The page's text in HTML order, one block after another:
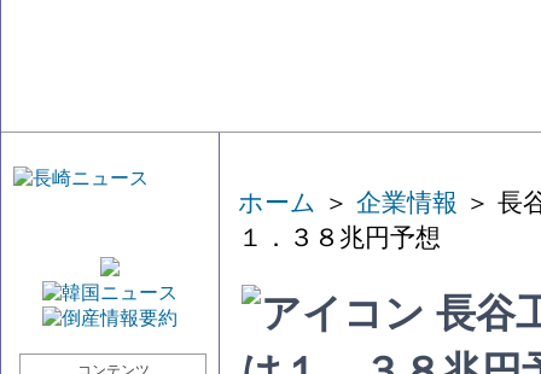
コンテンツ
ホーム ＞ 企業情報 ＞
１．３８兆円予想
長谷